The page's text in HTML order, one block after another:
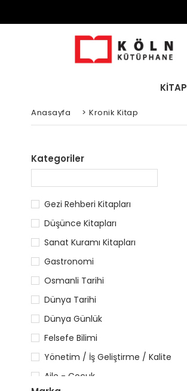
KİTAP
Anasayfa > Kronik Kitap
Kategoriler
Gezi Rehberi Kitapları
Düşünce Kitapları
Sanat Kuramı Kitapları
Gastronomi
Osmanli Tarihi
Dünya Tarihi
Dünya Günlük
Felsefe Bilimi
Yönetim / İş Geliştirme / Kalite
Aile - Çocuk